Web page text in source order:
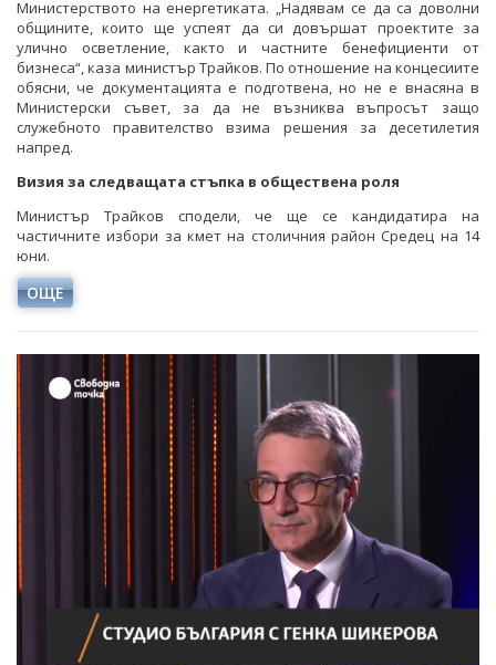
Министерството на енергетиката. „Надявам се да са доволни
общините, които ще успеят да си довършат проектите за
улично осветление, както и частните бенефициенти от
бизнеса“, каза министър Трайков. По отношение на концесиите
обясни, че документацията е подготвена, но не е внасяна в
Министерски съвет, за да не възниква въпросът защо
служебното правителство взима решения за десетилетия
напред.
Визия за следващата стъпка в обществена роля
Министър Трайков сподели, че ще се кандидатира на
частичните избори за кмет на столичния район Средец на 14
юни.
ОЩЕ